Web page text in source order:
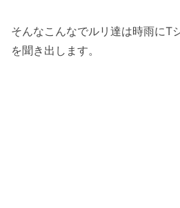
そんなこんなでルリ達は時雨にT
を聞き出します。